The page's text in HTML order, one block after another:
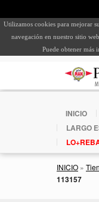
Utilizamos cookies para mejorar
navegación en nuestro sitio
Puede obtener más
INICIO
LARGO
INICIO »
113157